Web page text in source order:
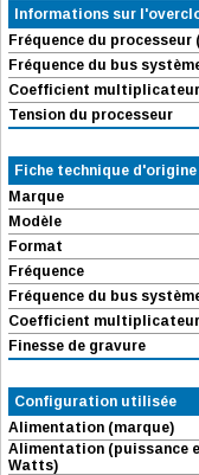
Informations sur
Fréquence du processeur
Fréquence du bus
Coefficient multiplicateur
Tension du processeur
Fiche technique
Marque
Modèle
Format
Fréquence
Fréquence du bus
Coefficient multiplicateur
Finesse de gravure
Configuration utilisée
Alimentation (marque)
Alimentation (puissance
Watts)